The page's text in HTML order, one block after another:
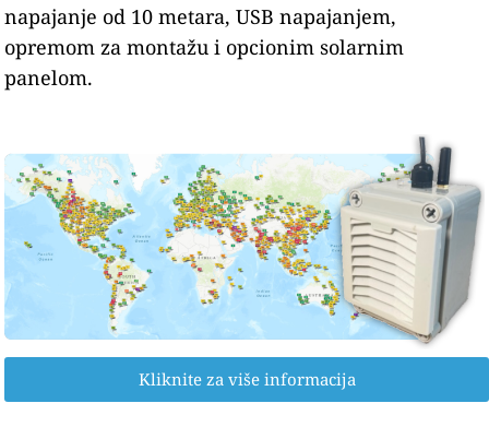
napajanje od 10 metara, USB napajanjem,
opremom za montažu i opcionim solarnim
panelom.
Kliknite za više informacija